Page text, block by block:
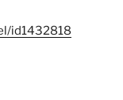
id1432818